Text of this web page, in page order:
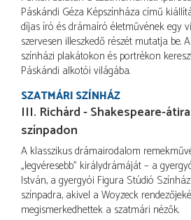
Páskándi Géza Képszínháza című
díjas író és drámaíró életművének egy
szervesen illeszkedő részét mutatja be.
színházi plakátokon és portrékon
Páskándi alkotói világába.
SZATMÁRI SZÍNHÁZ
III. Richárd - Shakespeare-
színpadon
A klasszikus drámairodalom
„legvéresebb” királydrámáját – a
István, a gyergyói Figura Stúdió
színpadra, akivel a Woyzeck
megismerkedhettek a szatmári nézők.